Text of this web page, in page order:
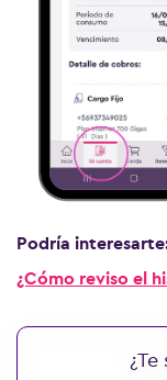
Podría
¿Cómo reviso el